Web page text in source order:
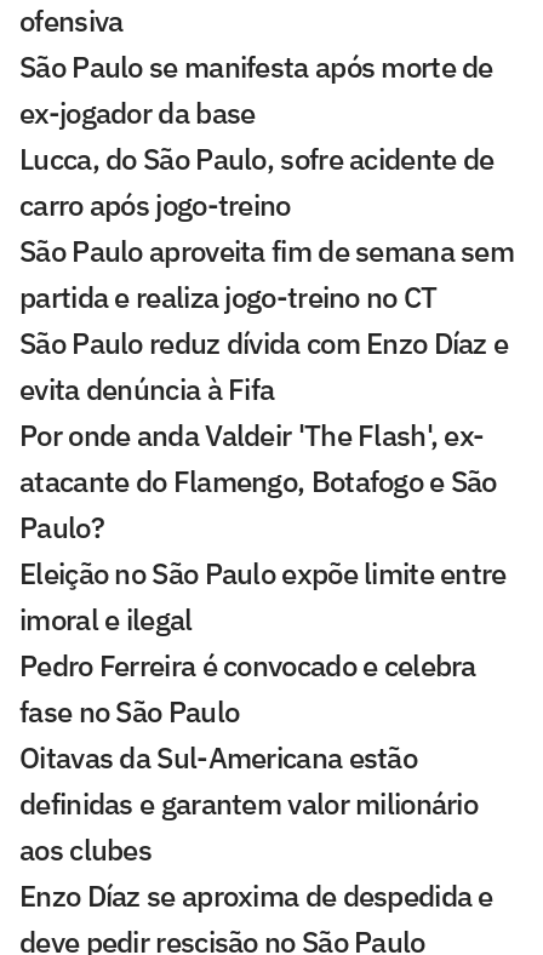
ofensiva
São Paulo se manifesta após morte de
ex-jogador da base
Lucca, do São Paulo, sofre acidente de
carro após jogo-treino
São Paulo aproveita fim de semana sem
partida e realiza jogo-treino no CT
São Paulo reduz dívida com Enzo Díaz e
evita denúncia à Fifa
Por onde anda Valdeir 'The Flash', ex-
atacante do Flamengo, Botafogo e São
Paulo?
Eleição no São Paulo expõe limite entre
imoral e ilegal
Pedro Ferreira é convocado e celebra
fase no São Paulo
Oitavas da Sul-Americana estão
definidas e garantem valor milionário
aos clubes
Enzo Díaz se aproxima de despedida e
deve pedir rescisão no São Paulo